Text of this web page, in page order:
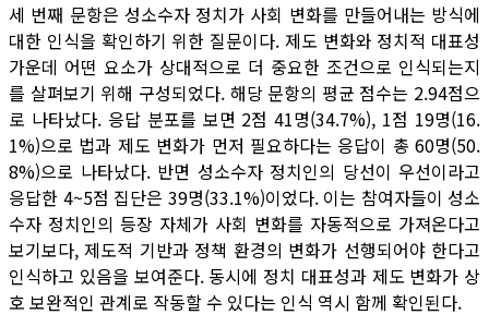
세 번째 문항은 성소수자 정치가 사회 변화를 만들어내는 방식에
대한 인식을 확인하기 위한 질문이다. 제도 변화와 정치적 대표성
가운데 어떤 요소가 상대적으로 더 중요한 조건으로 인식되는지
를 살펴보기 위해 구성되었다. 해당 문항의 평균 점수는 2.94점으
로 나타났다. 응답 분포를 보면 2점 41명(34.7%), 1점 19명(16.
1%)으로 법과 제도 변화가 먼저 필요하다는 응답이 총 60명(50.
8%)으로 나타났다. 반면 성소수자 정치인의 당선이 우선이라고
응답한 4~5점 집단은 39명(33.1%)이었다. 이는 참여자들이 성소
수자 정치인의 등장 자체가 사회 변화를 자동적으로 가져온다고
보기보다, 제도적 기반과 정책 환경의 변화가 선행되어야 한다고
인식하고 있음을 보여준다. 동시에 정치 대표성과 제도 변화가 상
호 보완적인 관계로 작동할 수 있다는 인식 역시 함께 확인된다.